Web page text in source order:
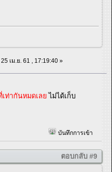
25 เม.ย. 61 , 17:19:40 »
เท่ากันหมดเลยไม่ได้เก็บ
บันทึกการเข้า
ตอบกลับ #9